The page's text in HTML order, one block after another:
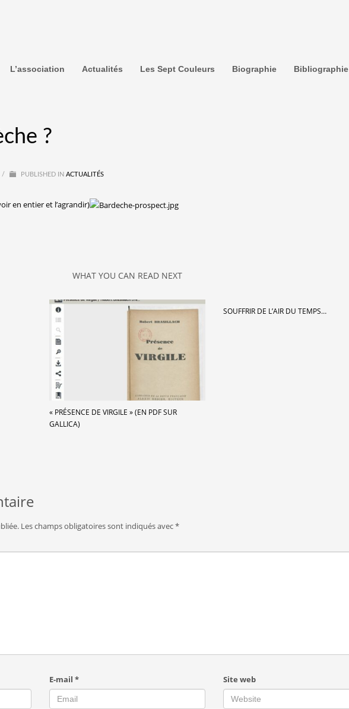
L’association Actualités Les Sept Couleurs Biographie Bibliographie
?
/ PUBLISHED IN ACTUALITÉS
en entier et l’agrandir)
WHAT YOU CAN READ NEXT
« PRÉSENCE DE VIRGILE » (EN PDF SUR
GALLICA)
SOUFFRIR DE L’AIR DU TEMPS…
Les champs obligatoires sont indiqués avec*
E-mail* Site web